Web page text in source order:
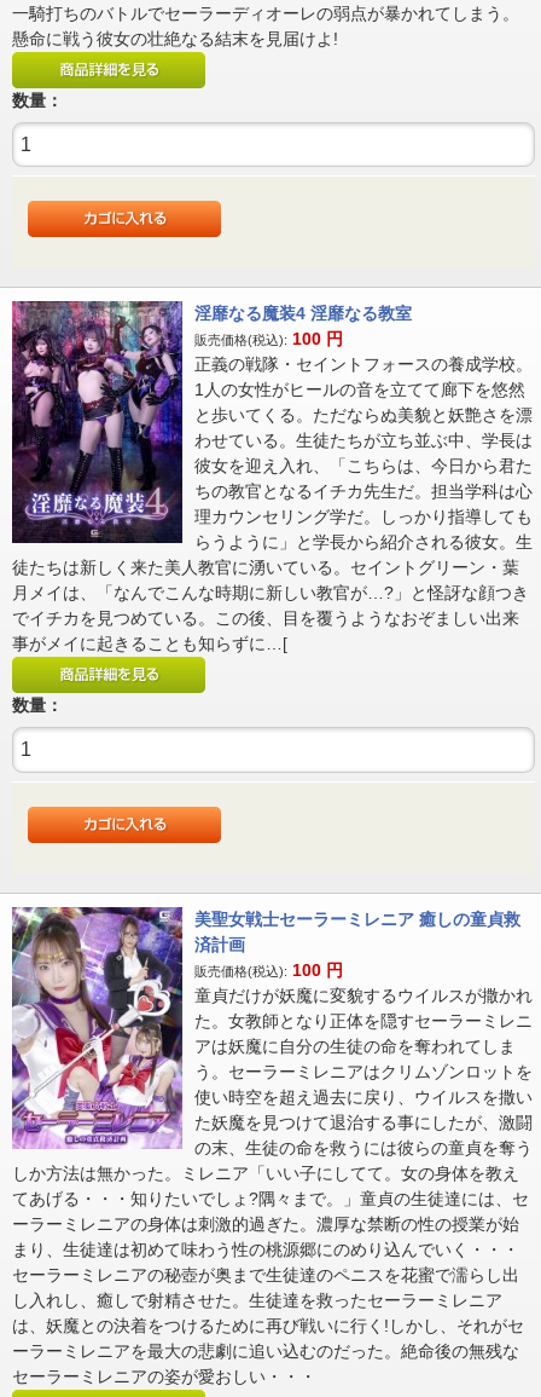
一騎打ちのバトルでセーラーディオーレの弱点が暴かれてしまう。
懸命に戦う彼女の壮絶なる結末を見届けよ!
数量：
淫靡なる魔装4 淫靡なる教室
販売価格(税込): 100 円
正義の戦隊・セイントフォースの養成学校。
1人の女性がヒールの音を立てて廊下を悠然
と歩いてくる。ただならぬ美貌と妖艶さを漂
わせている。生徒たちが立ち並ぶ中、学長は
彼女を迎え入れ、「こちらは、今日から君た
ちの教官となるイチカ先生だ。担当学科は心
理カウンセリング学だ。しっかり指導しても
らうように」と学長から紹介される彼女。生
徒たちは新しく来た美人教官に湧いている。セイントグリーン・葉
月メイは、「なんでこんな時期に新しい教官が…?」と怪訝な顔つき
でイチカを見つめている。この後、目を覆うようなおぞましい出来
事がメイに起きることも知らずに…[
数量：
美聖女戦士セーラーミレニア 癒しの童貞救
済計画
販売価格(税込): 100 円
童貞だけが妖魔に変貌するウイルスが撒かれ
た。女教師となり正体を隠すセーラーミレニ
アは妖魔に自分の生徒の命を奪われてしま
う。セーラーミレニアはクリムゾンロットを
使い時空を超え過去に戻り、ウイルスを撒い
た妖魔を見つけて退治する事にしたが、激闘
の末、生徒の命を救うには彼らの童貞を奪う
しか方法は無かった。ミレニア「いい子にしてて。女の身体を教え
てあげる・・・知りたいでしょ?隅々まで。」童貞の生徒達には、セ
ーラーミレニアの身体は刺激的過ぎた。濃厚な禁断の性の授業が始
まり、生徒達は初めて味わう性の桃源郷にのめり込んでいく・・・
セーラーミレニアの秘壺が奥まで生徒達のペニスを花蜜で濡らし出
し入れし、癒しで射精させた。生徒達を救ったセーラーミレニア
は、妖魔との決着をつけるために再び戦いに行く!しかし、それがセ
ーラーミレニアを最大の悲劇に追い込むのだった。絶命後の無残な
セーラーミレニアの姿が愛おしい・・・